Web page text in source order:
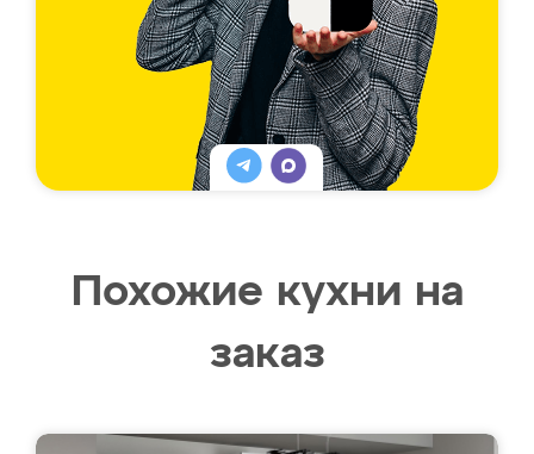
Похожие кухни на
заказ